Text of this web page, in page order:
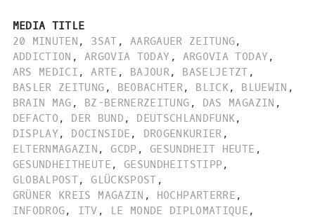
MEDIA TITLE
20 MINUTEN , 3SAT , AARGAUER ZEITUNG,
ADDICTION , ARGOVIA TODAY , ARGOVIA TODAY,
ARS MEDICI , ARTE , BAJOUR, BASELJETZT ,
BASLER ZEITUNG , BEOBACHTER, BLICK, BLUEWIN ,
BRAIN MAG , BZ-BERNERZEITUNG , DAS MAGAZIN ,
DEFACTO , DER BUND , DEUTSCHLANDFUNK,
DISPLAY, DOCINSIDE , DROGENKURIER ,
ELTERNMAGAZIN , GCDP , GESUNDHEIT HEUTE ,
GESUNDHEITHEUTE , GESUNDHEITSTIPP,
GLOBALPOST, GLÜCKSPOST ,
GRÜNER KREIS MAGAZIN , HOCHPARTERRE ,
INFODROG, ITV , LE MONDE DIPLOMATIQUE ,